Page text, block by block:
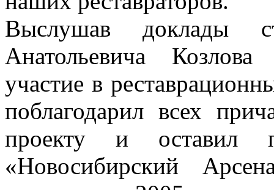
Выслушав доклады
Анатольевича
участие в
поблагодарил всех
проекту и оставил
«Новосибирский